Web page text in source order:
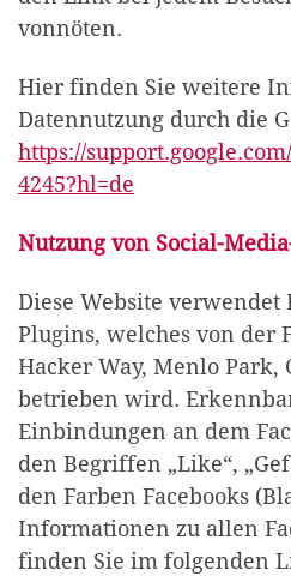
vonnöten.
Hier finden Sie weitere
Datennutzung durch die
https://
4245?hl=de
Nutzung von Social-
Diese Website verwendet
Plugins, welches von der
Hacker Way, Menlo Park,
betrieben wird.
Einbindungen an dem
den Begriffen „Like“,
den Farben Facebooks
Informationen zu allen
finden Sie im folgenden